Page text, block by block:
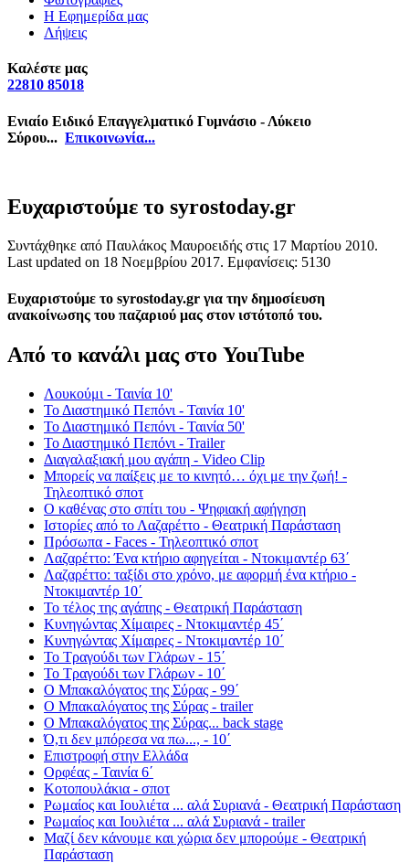
Η Εφημερίδα μας
Λήψεις
Καλέστε μας
22810 85018
Ενιαίο Ειδικό Επαγγελματικό Γυμνάσιο - Λύκειο
Σύρου... Επικοινωνία...
Ευχαριστούμε το syrostoday.gr
Συντάχθηκε από Παυλάκος Μαυροειδής στις 17 Μαρτίου 2010.
Last updated on 18 Νοεμβρίου 2017. Εμφανίσεις: 5130
Ευχαριστούμε το syrostoday.gr για την δημοσίευση
ανακοίνωσης του παζαριού μας στον ιστότοπό του.
Από το κανάλι μας στο YouTube
Λουκούμι - Ταινία 10'
Το Διαστημικό Πεπόνι - Ταινία 10'
Το Διαστημικό Πεπόνι - Ταινία 50'
Το Διαστημικό Πεπόνι - Trailer
Διαγαλαξιακή μου αγάπη - Video Clip
Μπορείς να παίξεις με το κινητό… όχι με την ζωή! -
Τηλεοπτικό σποτ
Ο καθένας στο σπίτι του - Ψηφιακή αφήγηση
Ιστορίες από το Λαζαρέττο - Θεατρική Παράσταση
Πρόσωπα - Faces - Τηλεοπτικό σποτ
Λαζαρέττο: Ένα κτήριο αφηγείται - Ντοκιμαντέρ 63΄
Λαζαρέττο: ταξίδι στο χρόνο, με αφορμή ένα κτήριο -
Ντοκιμαντέρ 10΄
Το τέλος της αγάπης - Θεατρική Παράσταση
Κυνηγώντας Χίμαιρες - Ντοκιμαντέρ 45΄
Κυνηγώντας Χίμαιρες - Ντοκιμαντέρ 10΄
Το Τραγούδι των Γλάρων - 15΄
Το Τραγούδι των Γλάρων - 10΄
Ο Μπακαλόγατος της Σύρας - 99΄
Ο Μπακαλόγατος της Σύρας - trailer
Ο Μπακαλόγατος της Σύρας... back stage
Ό,τι δεν μπόρεσα να πω..., - 10΄
Επιστροφή στην Ελλάδα
Ορφέας - Ταινία 6΄
Κοτοπουλάκια - σποτ
Ρωμαίος και Ιουλιέτα ... αλά Συριανά - Θεατρική Παράσταση
Ρωμαίος και Ιουλιέτα ... αλά Συριανά - trailer
Μαζί δεν κάνουμε και χώρια δεν μπορούμε - Θεατρική
Παράσταση